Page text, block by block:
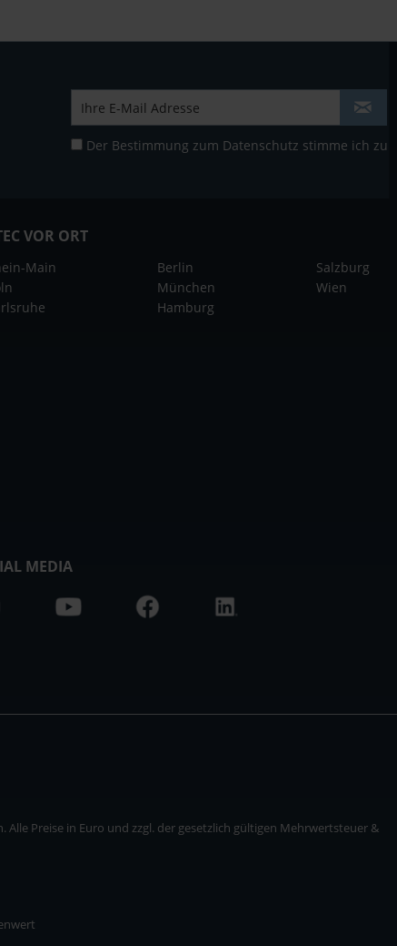
Der Bestimmung zum Datenschutz stimme ich zu
VOR ORT
Main
Berlin
München
Hamburg
Salzburg
Wien
MEDIA
Preise in Euro und zzgl. der gesetzlich gültigen Mehrwertsteuer &